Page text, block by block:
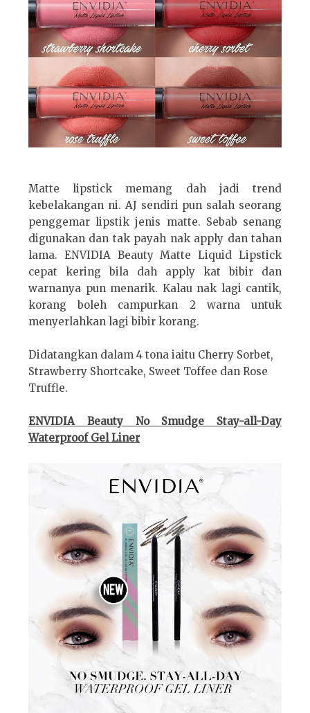
Matte lipstick memang dah jadi trend
kebelakangan ni. AJ sendiri pun salah seorang
penggemar lipstik jenis matte. Sebab senang
digunakan dan tak payah nak apply dan tahan
lama. ENVIDIA Beauty Matte Liquid Lipstick
cepat kering bila dah apply kat bibir dan
warnanya pun menarik. Kalau nak lagi cantik,
korang boleh campurkan 2 warna untuk
menyerlahkan lagi bibir korang.
Didatangkan dalam 4 tona iaitu Cherry Sorbet,
Strawberry Shortcake, Sweet Toffee dan Rose
Truffle.
ENVIDIA Beauty No Smudge Stay-all-Day
Waterproof Gel Liner